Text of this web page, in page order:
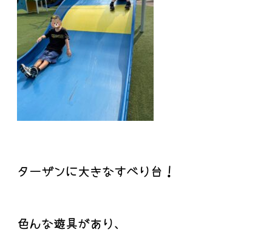
ターザンに大きなすべり台！
色んな遊具があり、